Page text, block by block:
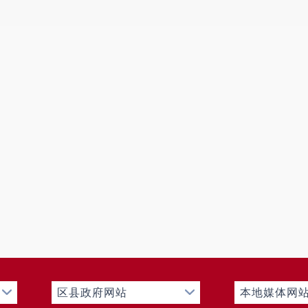
区县政府网站 本地媒体网